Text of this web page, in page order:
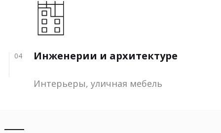
04 Инженерии и архитектуре
Интерьеры, уличная мебель